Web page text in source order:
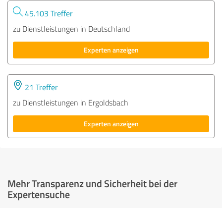
45.103 Treffer
zu Dienstleistungen in Deutschland
Experten anzeigen
21 Treffer
zu Dienstleistungen in Ergoldsbach
Experten anzeigen
Mehr Transparenz und Sicherheit bei der
Expertensuche